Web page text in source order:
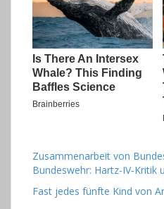
Zusammenarbeit von
Bundeswehr: Hartz-IV-Kritik
Fast jedes fünfte Kind von